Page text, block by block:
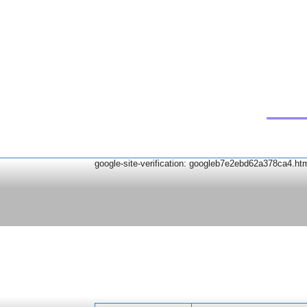
google-site-verification: